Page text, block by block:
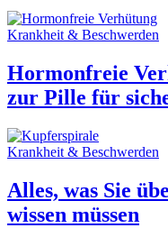
Krankheit & Beschwerden
Hormonfreie
zur Pille für
Krankheit & Beschwerden
Alles, was Sie
wissen müssen